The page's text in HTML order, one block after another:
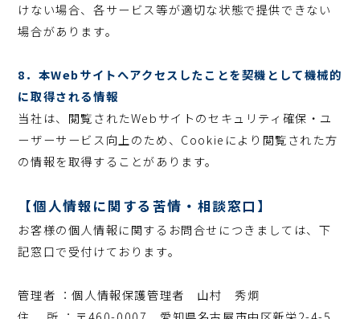
けない場合、各サービス等が適切な状態で提供できない
場合があります。
8．本Webサイトへアクセスしたことを契機として機械的
に取得される情報
当社は、閲覧されたWebサイトのセキュリティ確保・ユ
ーザーサービス向上のため、Cookieにより閲覧された方
の情報を取得することがあります。
【個人情報に関する苦情・相談窓口】
お客様の個人情報に関するお問合せにつきましては、下
記窓口で受付けております。
管理者 ：個人情報保護管理者 山村 秀炯